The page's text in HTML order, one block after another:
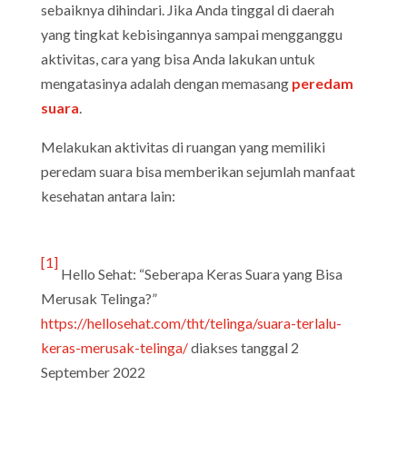
sebaiknya dihindari. Jika Anda tinggal di daerah
yang tingkat kebisingannya sampai mengganggu
aktivitas, cara yang bisa Anda lakukan untuk
mengatasinya adalah dengan memasang peredam
suara.
Melakukan aktivitas di ruangan yang memiliki
peredam suara bisa memberikan sejumlah manfaat
kesehatan antara lain:
[1]
Hello Sehat: “Seberapa Keras Suara yang Bisa
Merusak Telinga?”
https://hellosehat.com/tht/telinga/suara-terlalu-
keras-merusak-telinga/diakses tanggal 2
September 2022